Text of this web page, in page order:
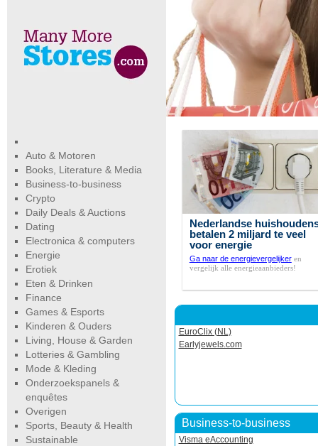
Nederlandse
betalen 2 miljard te veel
voor energie
Ga naar de energievergelijkeren
vergelijk alle energieaanbieders!
EuroClix (NL)
Earlyjewels.com
Business-to-business
Visma eAccounting
Auto & Motoren
Books, Literature & Media
Business-to-business
Crypto
Daily Deals & Auctions
Dating
Electronica & computers
Energie
Erotiek
Eten & Drinken
Finance
Games & Esports
Kinderen & Ouders
Living, House & Garden
Lotteries & Gambling
Mode & Kleding
Onderzoekspanels &
enquêtes
Overigen
Sports, Beauty & Health
Sustainable